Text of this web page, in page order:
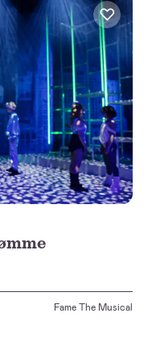
Fame The Musical